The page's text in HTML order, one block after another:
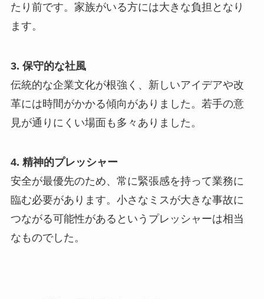
たり前です。家族がいる方には大きな負担となり
ます。
3. 保守的な社風
伝統的な企業文化が根強く、新しいアイデアや改
革には時間がかかる傾向がありました。若手の意
見が通りにくい場面も多々ありました。
4. 精神的プレッシャー
安全が最優先のため、常に緊張感を持って業務に
臨む必要があります。小さなミスが大きな事故に
つながる可能性があるというプレッシャーは相当
なものでした。